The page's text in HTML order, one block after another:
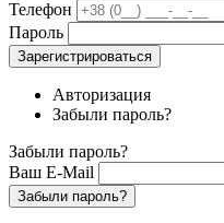
Телефон
Пароль
Зарегистрироваться
Авторизация
Забыли пароль?
Забыли пароль?
Ваш E-Mail
Забыли пароль?